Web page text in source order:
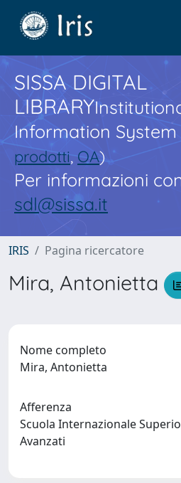
SISSA DIGITAL
LIBRARY
Information System
prodotti,OA)
Per informazioni
sdl@sissa.it
IRIS Pagina ricercatore
Mira, Antonietta
Nome completo
Mira, Antonietta
Afferenza
Scuola Internazionale
Avanzati